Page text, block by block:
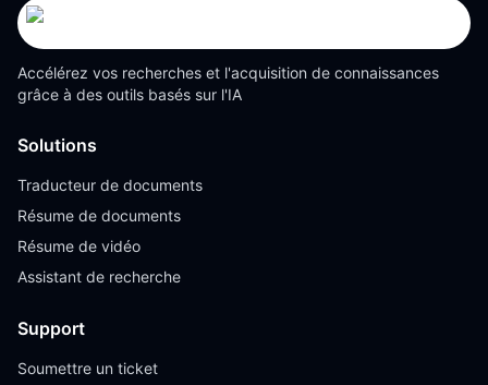
Accélérez vos recherches et l'acquisition de connaissances
grâce à des outils basés sur l'IA
Solutions
Traducteur de documents
Résume de documents
Résume de vidéo
Assistant de recherche
Support
Soumettre un ticket